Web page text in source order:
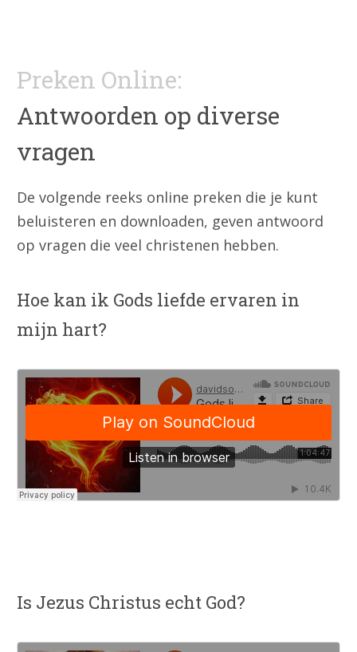
Preken Online:
Antwoorden op diverse
vragen
De volgende reeks online preken die je kunt
beluisteren en downloaden, geven antwoord
op vragen die veel christenen hebben.
Hoe kan ik Gods liefde ervaren in
mijn hart?
Is Jezus Christus echt God?